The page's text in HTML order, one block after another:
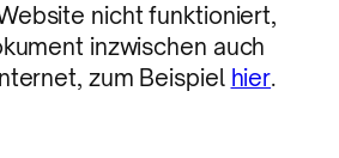
nicht funktioniert,
inzwischen auch
zum Beispiel hier.